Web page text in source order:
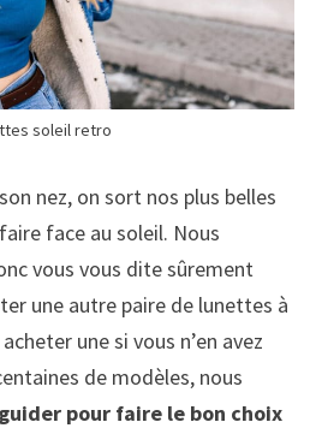
soleil retro
nez, on sort nos plus belles
face au soleil. Nous
vous vous dite sûrement
une autre paire de lunettes à
une si vous n’en avez
de modèles, nous
guider pour faire le bon choix